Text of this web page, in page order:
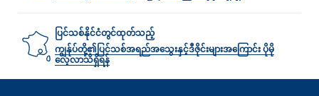
ပြင်သစ်နိုင်ငံတွင်ထုတ်သည့်
ကျွန်ုပ်တို့၏ပြင်သစ်အရည်အသွေးနှင့်ဒီဇိုင်းများအကြောင်း ပိုမို
လေ့လာသိရှိရန်